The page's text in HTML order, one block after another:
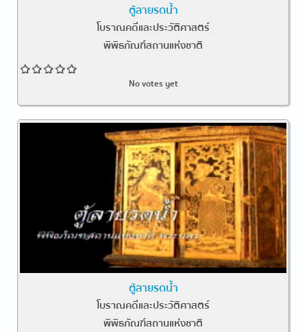
ตู้ลายรดน้ำ
โบราณคดีและประวัติศาสตร์
พิพิธภัณฑ์สถานแห่งชาติ
No votes yet
ตู้ลายรดน้ำ
โบราณคดีและประวัติศาสตร์
พิพิธภัณฑ์สถานแห่งชาติ